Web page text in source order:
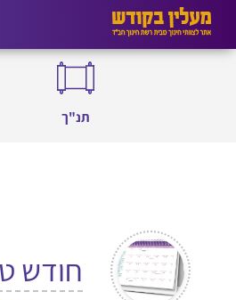
תנ"ך
חודש